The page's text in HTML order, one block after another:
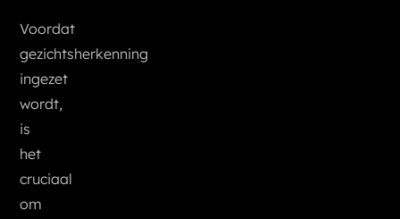
Voordat
gezichtsherkenning
ingezet
wordt,
is
het
cruciaal
om